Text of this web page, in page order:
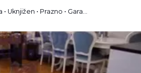
Agencija • Troeatažna • Površina dvorišta: 18.08 a • Uknjižen • Prazno • Garaža